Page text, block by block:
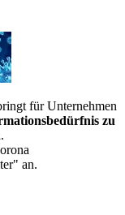
für Unternehmen
zu
an.